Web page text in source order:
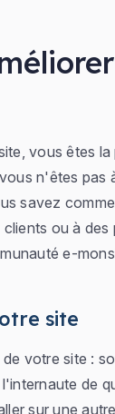
vous êtes
vous n'êtes
savez
ou à
e-
site
votre site :
de
sur une